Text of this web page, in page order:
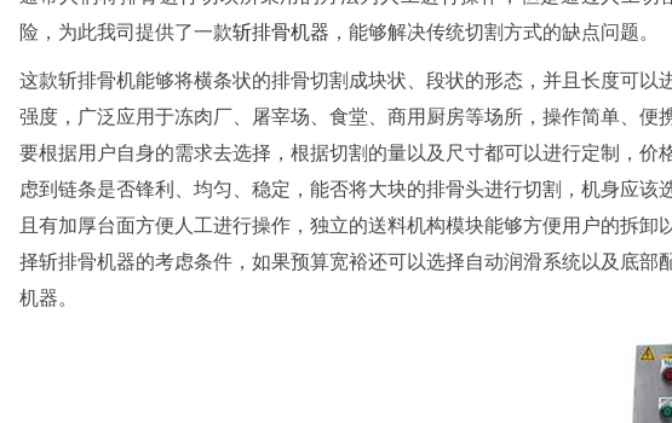
险，为此我司提供了一款斩排骨机器 ，能够解决传统切割方式的缺点问题。
这款斩排骨机能够将横条状的排骨切割成块状、段状的形态，并且长度可
强度，广泛应用于冻肉厂、屠宰场、食堂、商用厨房等场所，操作简单、便
要根据用户自身的需求去选择，根据切割的量以及尺寸都可以进行定制，
虑到链条是否锋利、均匀、稳定，能否将大块的排骨头进行切割，机身应
且有加厚台面方便人工进行操作，独立的送料机构模块能够方便用户的拆
择斩排骨机器的考虑条件，如果预算宽裕还可以选择自动润滑系统以及底
机器。